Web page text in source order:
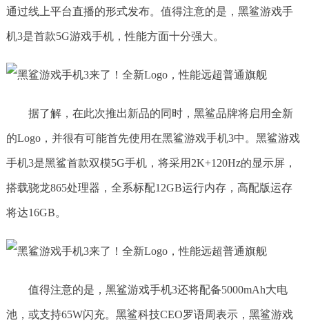
通过线上平台直播的形式发布。值得注意的是，黑鲨游戏手
机3是首款5G游戏手机，性能方面十分强大。
据了解，在此次推出新品的同时，黑鲨品牌将启用全新
的Logo，并很有可能首先使用在黑鲨游戏手机3中。黑鲨游戏
手机3是黑鲨首款双模5G手机，将采用2K+120Hz的显示屏，
搭载骁龙865处理器，全系标配12GB运行内存，高配版运存
将达16GB。
值得注意的是，黑鲨游戏手机3还将配备5000mAh大电
池，或支持65W闪充。黑鲨科技CEO罗语周表示，黑鲨游戏